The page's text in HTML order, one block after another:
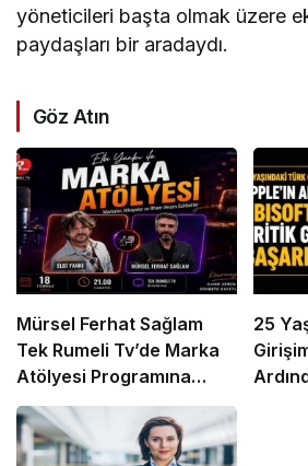
yöneticileri başta olmak üzere
paydaşları bir aradaydı.
Göz Atın
Mürsel Ferhat Sağlam
Tek Rumeli Tv’de Marka
Atölyesi Programına
Konuk Oldu
25